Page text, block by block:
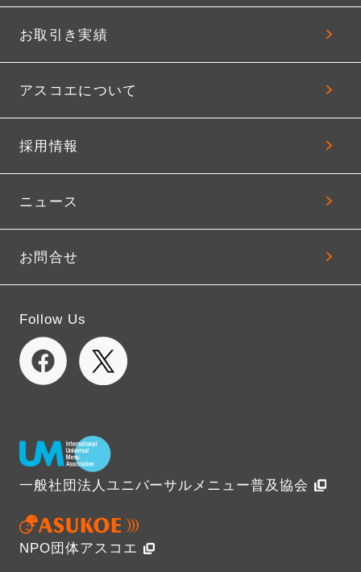
お取引き実績
アスコエについて
採用情報
ニュース
お問合せ
Follow Us
一般社団法人ユニバーサルメニュー普及協会
NPO団体アスコエ